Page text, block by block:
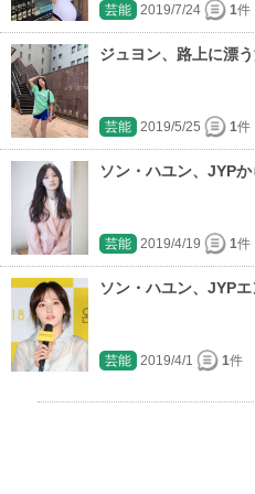
芸能 2019/7/24 1件
ジュヨン、路上に漂
芸能 2019/5/25 1件
ソン・ハユン、JYP
芸能 2019/4/19 1件
ソン・ハユン、JYP
芸能 2019/4/1 1件